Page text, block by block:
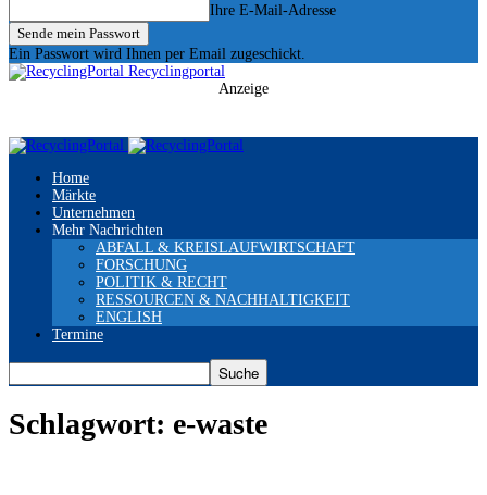
Ihre E-Mail-Adresse
Ein Passwort wird Ihnen per Email zugeschickt.
Recyclingportal
Anzeige
Home
Märkte
Unternehmen
Mehr Nachrichten
ABFALL & KREISLAUFWIRTSCHAFT
FORSCHUNG
POLITIK & RECHT
RESSOURCEN & NACHHALTIGKEIT
ENGLISH
Termine
Schlagwort: e-waste